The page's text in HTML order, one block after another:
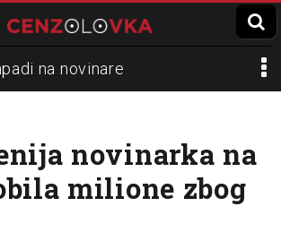
na novinare
Lokalni mediji
Slavko Ćuruvija
novinarka na
milione zbog